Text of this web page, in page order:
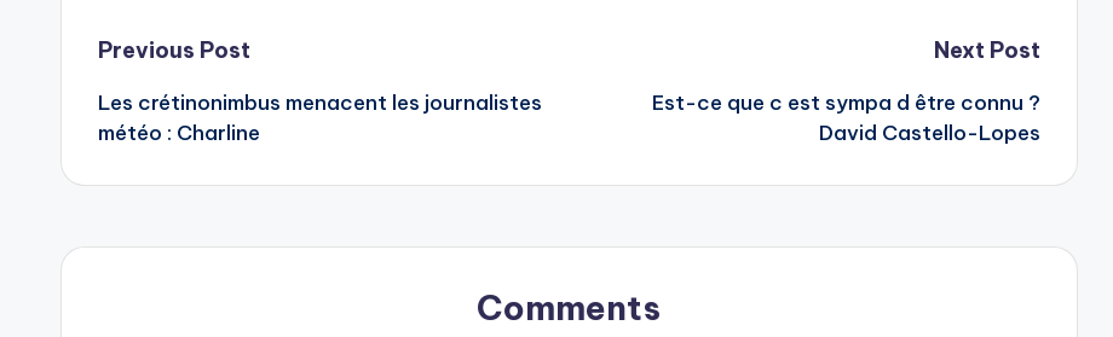
Post
navigation
Previous Post
Les crétinonimbus menacent les journalistes
météo : Charline
Next Post
Est-ce que c est sympa d être connu ?
David Castello-Lopes
Comments